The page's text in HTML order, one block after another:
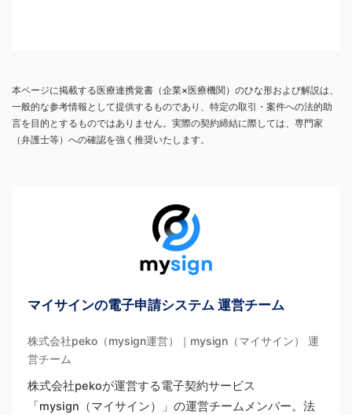
本ページに掲載する医療連携覚書（企業×医療機関）のひな形および解説は、
一般的な参考情報として提供するものであり、特定の取引・案件への法的助
言を目的とするものではありません。実際の契約締結に際しては、専門家
（弁護士等）への確認を強く推奨いたします。
マイサインの電子申請システム 運営チーム
株式会社peko（mysign運営）｜mysign（マイサイン） 運
営チーム
株式会社pekoが運営する電子契約サービス
「mysign（マイサイン）」の運営チームメンバー。法